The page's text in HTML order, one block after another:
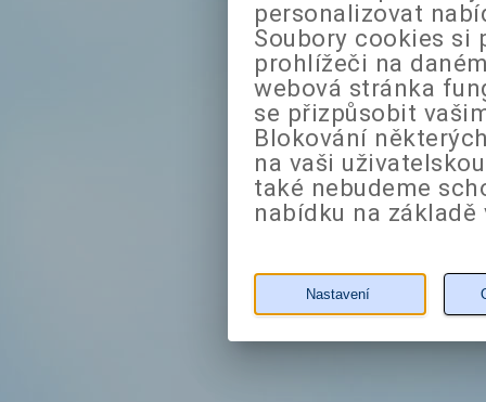
personalizovat
Soubory cookies si
prohlížeči na
webová stránka
se přizpůsobit
Blokování
na vaši
také nebudeme
nabídku na
Nastavení